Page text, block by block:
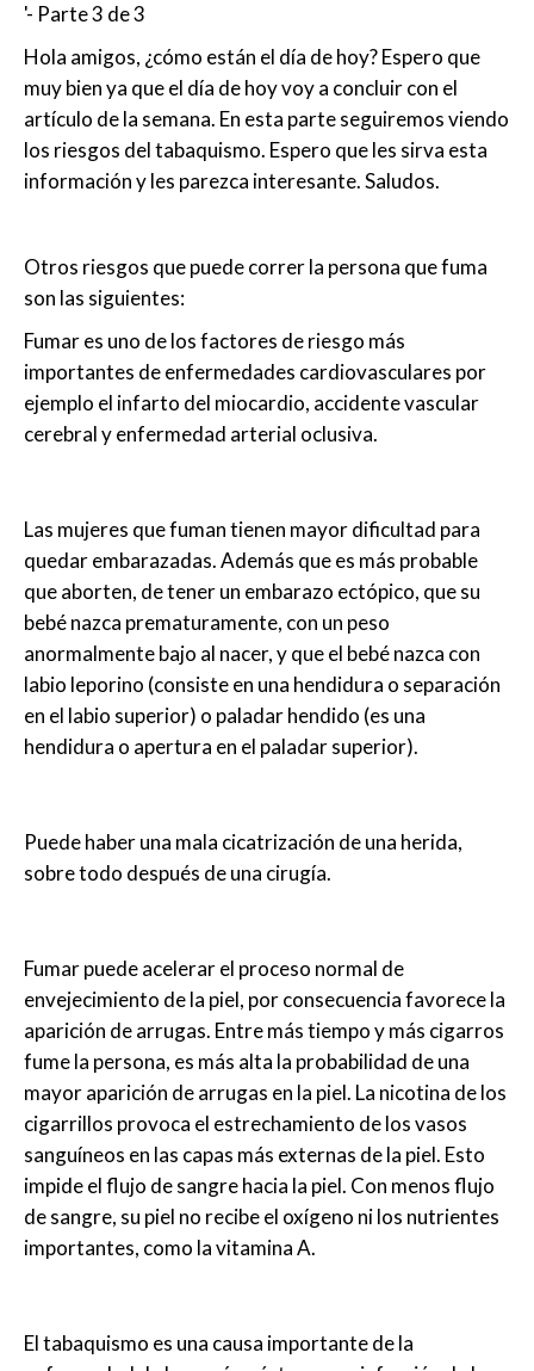
'- Parte 3 de 3
Hola amigos, ¿cómo están el día de hoy? Espero que
muy bien ya que el día de hoy voy a concluir con el
artículo de la semana. En esta parte seguiremos viendo
los riesgos del tabaquismo. Espero que les sirva esta
información y les parezca interesante. Saludos.
Otros riesgos que puede correr la persona que fuma
son las siguientes:
Fumar es uno de los factores de riesgo más
importantes de enfermedades cardiovasculares por
ejemplo el infarto del miocardio, accidente vascular
cerebral y enfermedad arterial oclusiva.
Las mujeres que fuman tienen mayor dificultad para
quedar embarazadas. Además que es más probable
que aborten, de tener un embarazo ectópico, que su
bebé nazca prematuramente, con un peso
anormalmente bajo al nacer, y que el bebé nazca con
labio leporino (consiste en una hendidura o separación
en el labio superior) o paladar hendido (es una
hendidura o apertura en el paladar superior).
Puede haber una mala cicatrización de una herida,
sobre todo después de una cirugía.
Fumar puede acelerar el proceso normal de
envejecimiento de la piel, por consecuencia favorece la
aparición de arrugas. Entre más tiempo y más cigarros
fume la persona, es más alta la probabilidad de una
mayor aparición de arrugas en la piel. La nicotina de los
cigarrillos provoca el estrechamiento de los vasos
sanguíneos en las capas más externas de la piel. Esto
impide el flujo de sangre hacia la piel. Con menos flujo
de sangre, su piel no recibe el oxígeno ni los nutrientes
importantes, como la vitamina A.
El tabaquismo es una causa importante de la